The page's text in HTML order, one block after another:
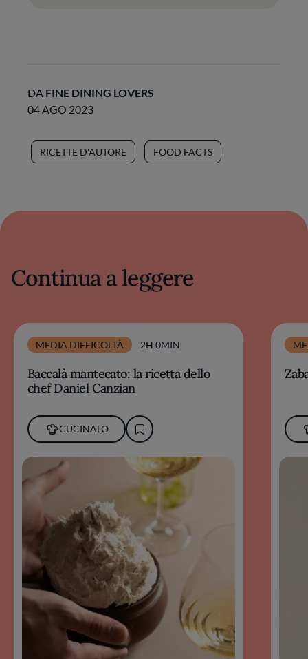
DA FINE DINING LOVERS
04 AGO 2023
RICETTE D'AUTORE FOOD FACTS
Continua a leggere
MEDIA DIFFICOLTÀ 2H 0MIN
Baccalà mantecato: la ricetta dello
chef Daniel Canzian
CUCINALO